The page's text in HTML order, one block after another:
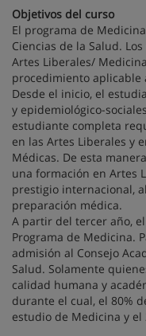
Objetivos del curso
El programa de
Ciencias de la Salud.
Artes Liberales/
procedimiento aplicable
Desde el inicio, el
y epidemiológico-
estudiante completa
en las Artes Liberales y
Médicas. De esta
una formación en Artes
prestigio internacional,
preparación médica.
A partir del tercer año,
Programa de Medicina.
admisión al Consejo
Salud. Solamente
calidad humana y
durante el cual, el 80%
estudio de Medicina y el